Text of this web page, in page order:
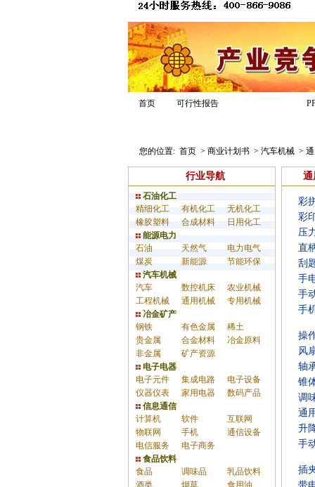
首页 可行性报告
您的位置: 首页 > 商业计划书 > 汽车机械 >
行业导航
石油化工
精细化工
有机化工
无机化工
橡胶塑料
合成材料
日用化工
能源电力
石油
天然气
电力电气
煤炭
新能源
节能环保
汽车机械
汽车
数控机床
农业机械
工程机械
通用机械
专用机械
冶金矿产
钢铁
有色金属
稀土
贵金属
合金材料
冶金原料
非金属
矿产资源
电子电器
电子元件
集成电路
电子设备
仪器仪表
家用电器
数码产品
信息通信
计算机
软件
互联网
物联网
手机
通信设备
电信服务
电子商务
食品饮料
食品
调味品
乳品饮料
酒类
烟草
食用油
通
彩
彩
压
直
刮
手
手
手
操
风
轴
锥
调
通
升
手
插